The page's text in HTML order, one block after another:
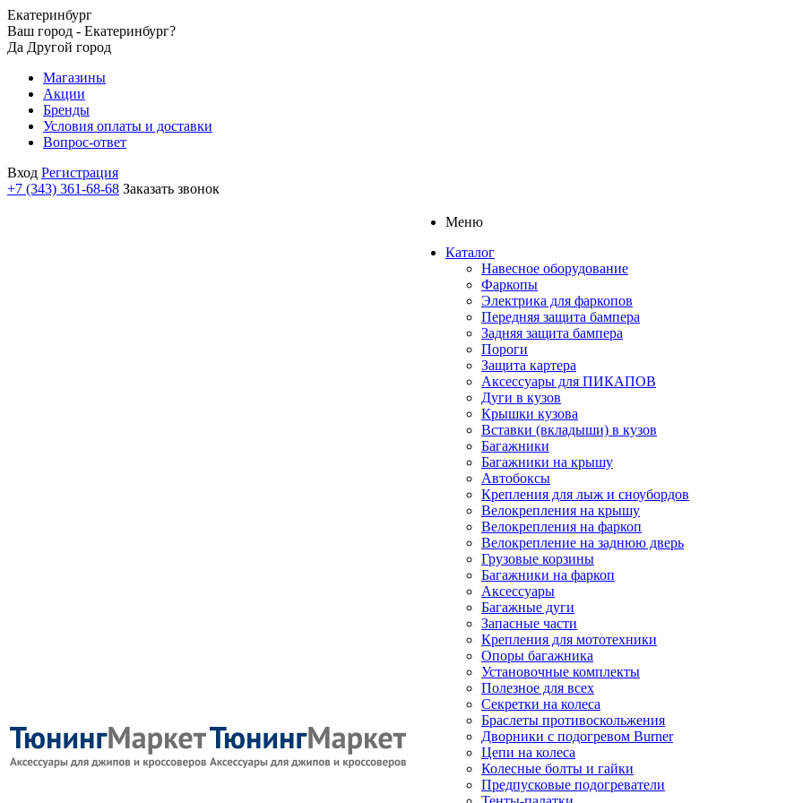
Екатеринбург
Ваш город - Екатеринбург?
Да Другой город
Магазины
Акции
Бренды
Условия оплаты и доставки
Вопрос-ответ
Вход Регистрация
+7 (343) 361-68-68 Заказать звонок
Меню
Каталог
Навесное оборудование
Фаркопы
Электрика для фаркопов
Передняя защита бампера
Задняя защита бампера
Пороги
Защита картера
Аксессуары для ПИКАПОВ
Дуги в кузов
Крышки кузова
Вставки (вкладыши) в кузов
Багажники
Багажники на крышу
Автобоксы
Крепления для лыж и сноубордов
Велокрепления на крышу
Велокрепления на фаркоп
Велокрепление на заднюю дверь
Грузовые корзины
Багажники на фаркоп
Аксессуары
Багажные дуги
Запасные части
Крепления для мототехники
Опоры багажника
Установочные комплекты
Полезное для всех
Секретки на колеса
Браслеты противоскольжения
Дворники с подогревом Burner
Цепи на колеса
Колесные болты и гайки
Предпусковые подогреватели